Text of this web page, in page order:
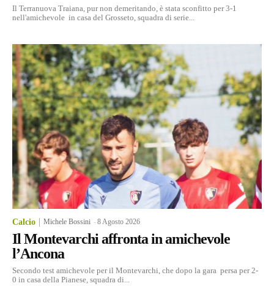
Il Terranuova Traiana, pur non demeritando, è stata sconfitto per 3-1
nell'amichevole in casa del Grosseto, squadra di serie...
Calcio Michele Bossini -8 Agosto 2026
Il Montevarchi affronta in amichevole
l’Ancona
Secondo test amichevole per il Montevarchi, che dopo la gara persa per 2-
0 in casa della Pianese, squadra di...